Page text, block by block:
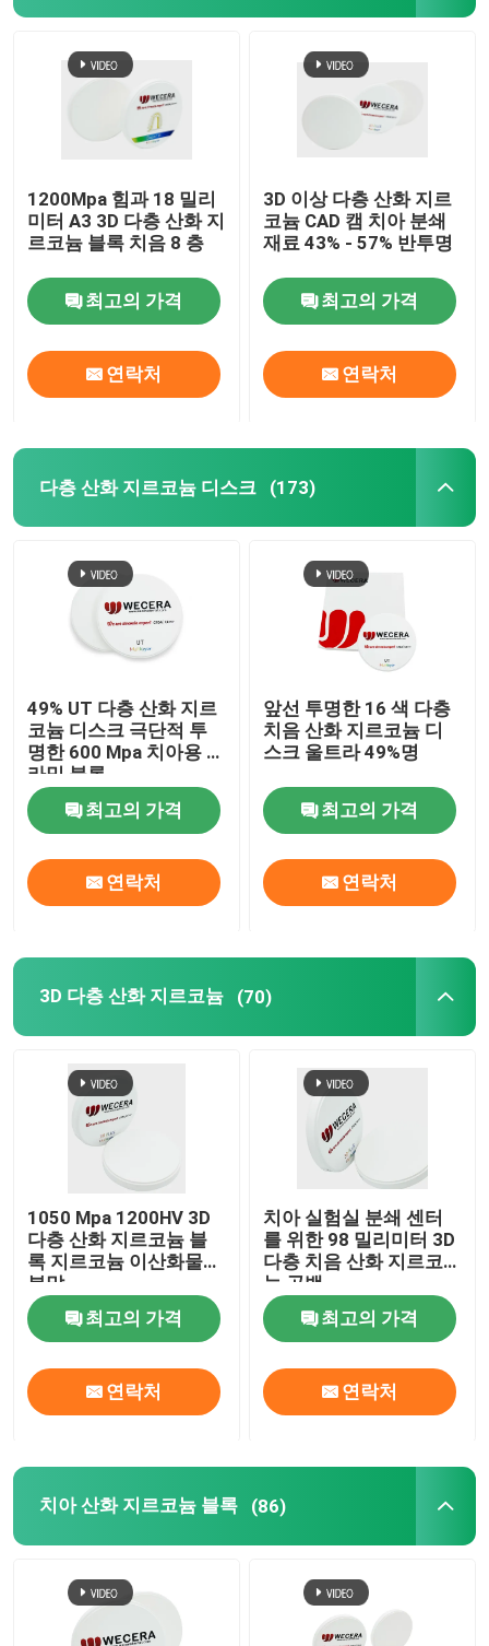
비디오
우리 에 관한 것
품질 관리
저희와 연락
뉴스
다층 산화 지르코늄 블록
다층 산화 지르코늄 디스크
3D 다층 산화 지르코늄
치아 산화 지르코늄 블록
프리 쉐이딩형 산화 지르코늄 블록
치아 산화 지르코늄 공백
높은 투명한 산화 지르코늄
CAD 캠 산화 지르코늄
1200Mpa 힘과 18 밀리
미터 A3 3D 다층 산화 지
르코늄 블록 치음 8 층
최고의 가격
연락처
3D 이상 다층 산화 지르
코늄 CAD 캠 치아 분쇄
재료 43% - 57% 반투명
최고의 가격
연락처
다층 산화 지르코늄 디스크 (173)
49% UT 다층 산화 지르
코늄 디스크 극단적 투
명한 600 Mpa 치아용 세
라믹 블록
최고의 가격
연락처
앞선 투명한 16 색 다층
치음 산화 지르코늄 디
스크 울트라 49%명
최고의 가격
연락처
3D 다층 산화 지르코늄 (70)
1050 Mpa 1200HV 3D
다층 산화 지르코늄 블
록 지르코늄 이산화물
분말
최고의 가격
연락처
치아 실험실 분쇄 센터
를 위한 98 밀리미터 3D
다층 치음 산화 지르코
늄 공백
최고의 가격
연락처
치아 산화 지르코늄 블록 (86)